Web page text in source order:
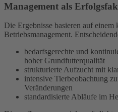
Management als
Die Ergebnisse basieren auf einem
Betriebsmanagement.
bedarfsgerechte und
hoher Grundfutterqualität
strukturierte Aufzucht mit
intensive Tierbeobachtung
Veränderungen
standardisierte Abläufe im